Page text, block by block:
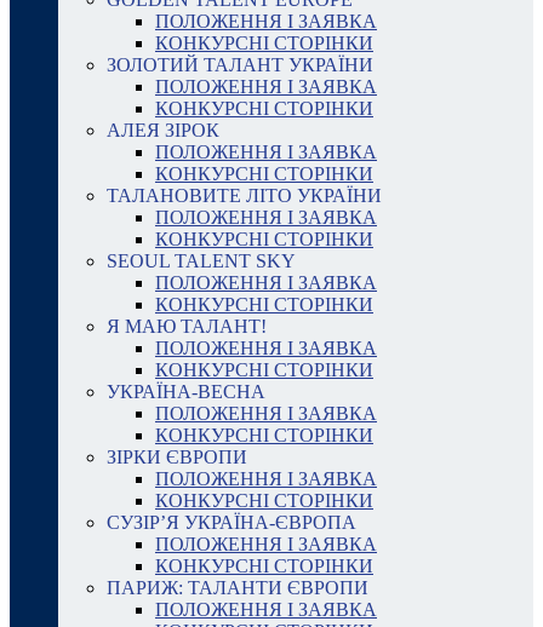
ПОЛОЖЕННЯ І ЗАЯВКА
КОНКУРСНІ СТОРІНКИ
ЗОЛОТИЙ ТАЛАНТ УКРАЇНИ
ПОЛОЖЕННЯ І ЗАЯВКА
КОНКУРСНІ СТОРІНКИ
АЛЕЯ ЗІРОК
ПОЛОЖЕННЯ І ЗАЯВКА
КОНКУРСНІ СТОРІНКИ
ТАЛАНОВИТЕ ЛІТО УКРАЇНИ
ПОЛОЖЕННЯ І ЗАЯВКА
КОНКУРСНІ СТОРІНКИ
SEOUL TALENT SKY
ПОЛОЖЕННЯ І ЗАЯВКА
КОНКУРСНІ СТОРІНКИ
Я МАЮ ТАЛАНТ!
ПОЛОЖЕННЯ І ЗАЯВКА
КОНКУРСНІ СТОРІНКИ
УКРАЇНА-ВЕСНА
ПОЛОЖЕННЯ І ЗАЯВКА
КОНКУРСНІ СТОРІНКИ
ЗІРКИ ЄВРОПИ
ПОЛОЖЕННЯ І ЗАЯВКА
КОНКУРСНІ СТОРІНКИ
СУЗІР’Я УКРАЇНА-ЄВРОПА
ПОЛОЖЕННЯ І ЗАЯВКА
КОНКУРСНІ СТОРІНКИ
ПАРИЖ: ТАЛАНТИ ЄВРОПИ
ПОЛОЖЕННЯ І ЗАЯВКА